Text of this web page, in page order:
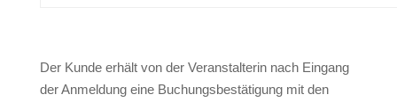
Der Kunde erhält von der Veranstalterin nach Eingang
der Anmeldung eine Buchungsbestätigung mit den